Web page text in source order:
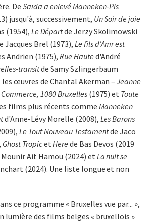
De Saïda a enlevé Manneken-Pis
jusqu'à, successivement, Un Soir de joie
(1954), Le Départde Jerzy Skolimowski
Jacques Brel (1973), Le fils d'Amr est
Andrien (1975), Rue Haute d'André
transitde Samy Szlingerbaum
œuvres de Chantal Akerman – Jeanne
1080 Bruxelles (1975) et Toute
films plus récents comme Manneken
d'Anne-Lévy Morelle (2008), Les Barons
Le Tout Nouveau Testamentde Jaco
Ghost Tropicet Here de Bas Devos (2019
Ait Hamou (2024) et La nuit se
(2024). Une liste longue et non
ce programme « Bruxelles vue par... »,
lumière des films belges « bruxellois »